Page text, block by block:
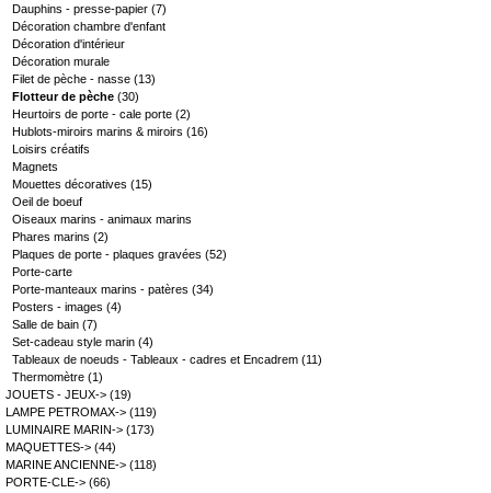
Dauphins - presse-papier (7)
Décoration chambre d'enfant
Décoration d'intérieur
Décoration murale
Filet de pèche - nasse (13)
Flotteur de pèche (30)
Heurtoirs de porte - cale porte (2)
Hublots-miroirs marins & miroirs (16)
Loisirs créatifs
Magnets
Mouettes décoratives (15)
Oeil de boeuf
Oiseaux marins - animaux marins
Phares marins (2)
Plaques de porte - plaques gravées (52)
Porte-carte
Porte-manteaux marins - patères (34)
Posters - images (4)
Salle de bain (7)
Set-cadeau style marin (4)
Tableaux de noeuds - Tableaux - cadres et Encadrem (11)
Thermomètre (1)
JOUETS - JEUX-> (19)
LAMPE PETROMAX-> (119)
LUMINAIRE MARIN-> (173)
MAQUETTES-> (44)
MARINE ANCIENNE-> (118)
PORTE-CLE-> (66)